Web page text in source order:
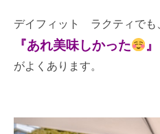
デイフィット ラクティでも
『あれ美味しかった 』
がよくあります。